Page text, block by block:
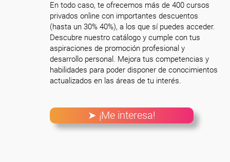
En todo caso, te ofrecemos más de 400 cursos
privados online con importantes descuentos
(hasta un 30% 40%), a los que sí puedes acceder.
Descubre nuestro catálogo y cumple con tus
aspiraciones de promoción profesional y
desarrollo personal. Mejora tus competencias y
habilidades para poder disponer de conocimientos
actualizados en las áreas de tu interés.
➤ ¡Me interesa!